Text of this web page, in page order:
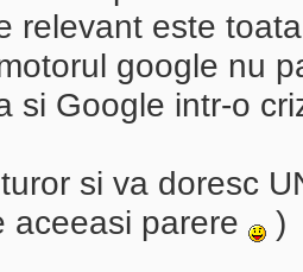
relevant este
google nu
si Google intr-o
si va doresc
aceeasi parere
)